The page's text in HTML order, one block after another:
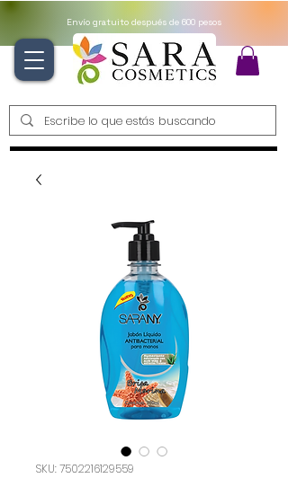
Envío gratuito después de 600 pesos
SKU: 7502216129559